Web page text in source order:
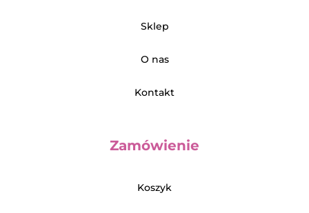
Sklep
O nas
Kontakt
Zamówienie
Koszyk